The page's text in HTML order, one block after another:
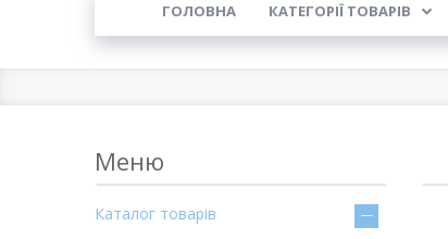
ГОЛОВНА КАТЕГОРІЇ ТОВАРІВ
Каталог товарів